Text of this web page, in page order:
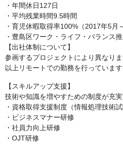
・年間休日127日
・平均残業時間9.5時間
・育児休暇取得率100%（2017年5月
・豊島区ワーク・ライフ・バランス
【出社体制について】
参画するプロジェクトにより異なり
以上リモートでの勤務を行っています
【スキルアップ支援】
技術や知識を増やすための制度が充実
・資格取得支援制度（情報処理技術
・ビジネスマナー研修
・社員力向上研修
・OJT研修